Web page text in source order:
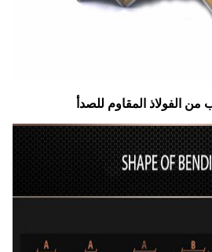
الفولاذ المقاوم للصدأ